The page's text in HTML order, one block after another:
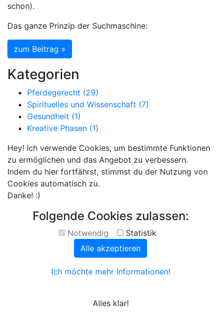
schon).
Das ganze Prinzip der Suchmaschine:
zum Beitrag »
Kategorien
Pferdegerecht (29)
Spirituelles und Wissenschaft (7)
Gesundheit (1)
Kreative Phasen (1)
Hey! Ich verwende Cookies, um bestimmte Funktionen
zu ermöglichen und das Angebot zu verbessern.
Indem du hier fortfährst, stimmst du der Nutzung von
Cookies automatisch zu.
Danke! :)
Folgende Cookies zulassen:
Notwendig
Statistik
Alle akzeptieren
Ich möchte mehr Informationen!
Alles klar!